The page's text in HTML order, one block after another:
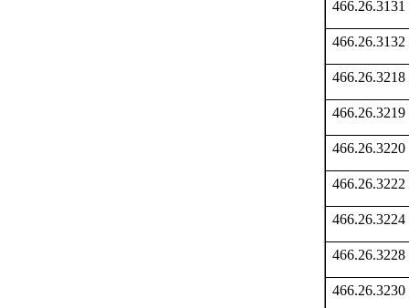
466.26.3131
466.26.3132
466.26.3218
466.26.3219
466.26.3220
466.26.3222
466.26.3224
466.26.3228
466.26.3230